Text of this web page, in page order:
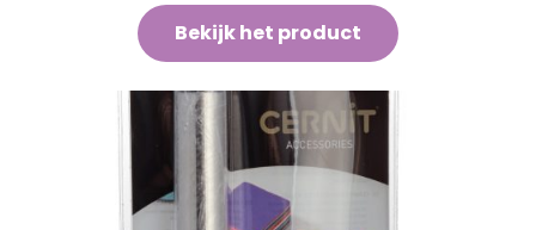
Bekijk het product